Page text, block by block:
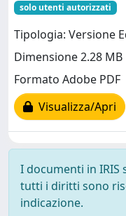
solo utenti autorizzati
Tipologia: Versione
Dimensione 2.28 MB
Formato Adobe PDF
Visualizza/Apri
I documenti in
tutti i diritti sono
indicazione.